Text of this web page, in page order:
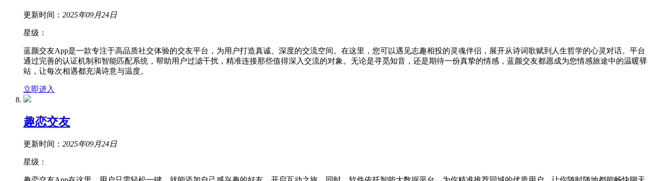
更新时间： 2025年09月24日
星级：
蓝颜交友App是一款专注于高品质社交体验的交友平台，为用户打造真诚、深度的交流空间。在这里，您可以遇见志趣相投的灵魂伴侣，展开从诗词歌赋到人生哲学的心灵对话。平台
通过完善的认证机制和智能匹配系统，帮助用户过滤干扰，精准连接那些值得深入交流的对象。无论是寻觅知音，还是期待一份真挚的情感，蓝颜交友都愿成为您情感旅途中的温暖驿
站，让每次相遇都充满诗意与温度。
立即进入
趣恋交友
更新时间： 2025年09月24日
星级：